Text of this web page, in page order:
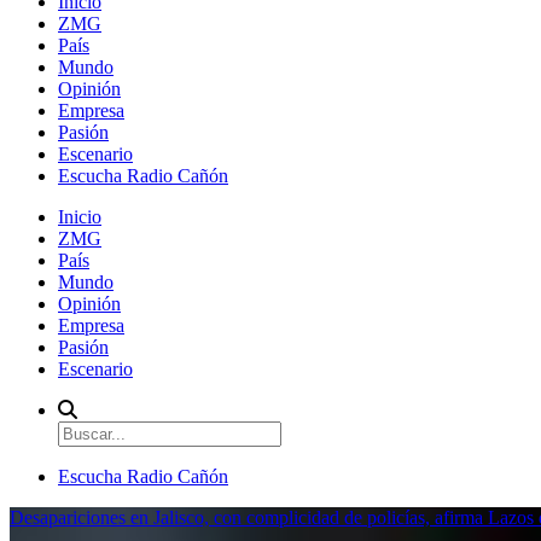
ZMG
País
Mundo
Opinión
Empresa
Pasión
Escenario
Escucha Radio Cañón
Inicio
ZMG
País
Mundo
Opinión
Empresa
Pasión
Escenario
Escucha Radio Cañón
Desapariciones en Jalisco, con complicidad de policías, afirma Lazos